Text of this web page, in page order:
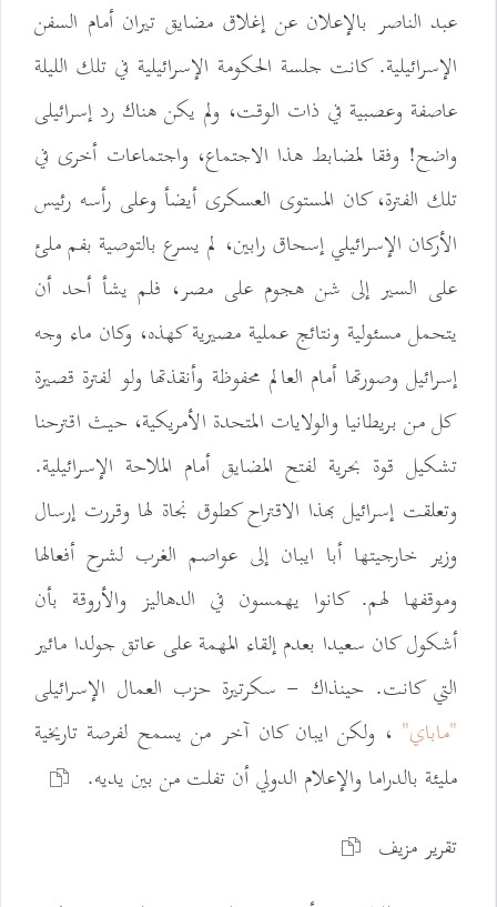
عبد الناصر بالإعلان عن إغلاق مضايق تيران أمام السفن
الإسرائيلية. كانت جلسة الحكومة الإسرائيلية في تلك الليلة
عاصفة وعصبية في ذات الوقت، ولم يكن هناك رد إسرائيلى
واضح! وفقا لمضابط هذا الاجتماع، واجتماعات أخرى في
تلك الفترة، كان المستوى العسكرى أيضأ وعلى رأسه رئيس
الأركان الإسرائيلي إسحاق رابين، لم يسرع بالتوصية بفم ملئ
على السير إلى شن هجوم على مصر، فلم يشأ أحد أن
يتحمل مسئولية ونتائج عملية مصيرية كهذه، وكان ماء وجه
إسرائيل وصورتها أمام العالم محفوظة وأنقذتها ولو لفترة قصيرة
كل من بريطانيا والولايات المتحدة الأمريكية، حيث اقترحنا
تشكيل قوة بحرية لفتح المضايق أمام الملاحة الإسرائيلية.
وتعلقت إسرائيل بهذا الاقتراح كطوق نجاة لها وقررت إرسال
وزير خارجيتها أبا ايبان إلى عواصم الغرب لشرح أفعالها
وموقفها لهم. كانوا يهمسون في الدهاليز والأروقة بأن
أشكول كان سعيدا بعدم إلقاء المهمة على عاتق جولدا مائير
التي كانت. حينذاك - سكرتيرة حزب العمال الإسرائيلى
"ماباي" ، ولكن ايبان كان آخر من يسمح لفرصة تاريخية
مليئة بالدراما والإعلام الدولي أن تفلت من بين يديه.
تقرير مزيف